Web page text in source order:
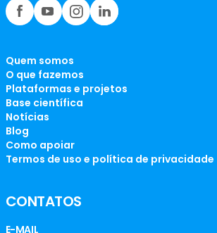
Quem somos
O que fazemos
Plataformas e projetos
Base científica
Notícias
Blog
Como apoiar
Termos de uso e política de privacidade
CONTATOS
E-MAIL